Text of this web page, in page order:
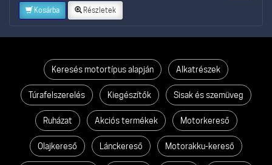
Kosárba Részletek
Keresés motortípus alapján Alkatrészek
Túrafelszerelés Kiegészítők Sisak és szemüveg
Ruházat Akciós termékek Motorkereső
Olajkereső Lánckereső Motorakku-kereső